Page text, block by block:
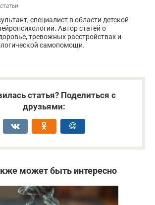
специалист в области детской
Автор статей о
тревожных расстройствах и
самопомощи.
статья? Поделиться с
друзьями:
может быть интересно